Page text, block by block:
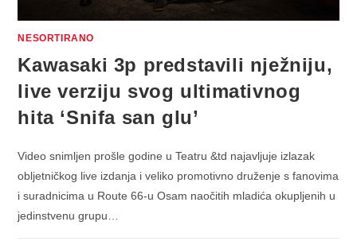
NESORTIRANO
Kawasaki 3p predstavili nježniju,
live verziju svog ultimativnog
hita ‘Snifa san glu’
Video snimljen prošle godine u Teatru &td najavljuje izlazak
obljetničkog live izdanja i veliko promotivno druženje s fanovima
i suradnicima u Route 66-u Osam naočitih mladića okupljenih u
jedinstvenu grupu…